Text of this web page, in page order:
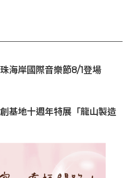
海岸國際音樂節8/1登場
基地十週年特展「龍山製造